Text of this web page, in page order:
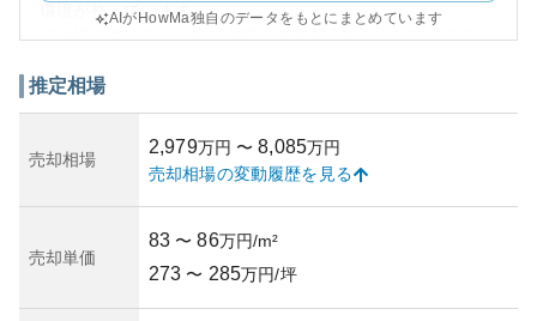
環境が整っています。
4.43%となっており、投資用物件としての魅力もあります。
所有リスクに関しては、標準的なリスク管理を行っている
と考えられますが、詳細な管理状況や築年数によってリス
クの程度は変動するため、具体的な検討が必要です。築年
AIがHowMa独自のデータをもとにまとめています
推定相場
売却相場
2,979万円 〜 8,085万円
売却相場の変動履歴を見る
売却単価
83 〜 86万円/m²
273 〜 285万円/坪